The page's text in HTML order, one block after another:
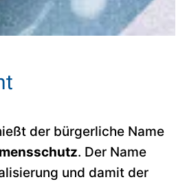
der bürgerliche Name
. Der Name
und damit der